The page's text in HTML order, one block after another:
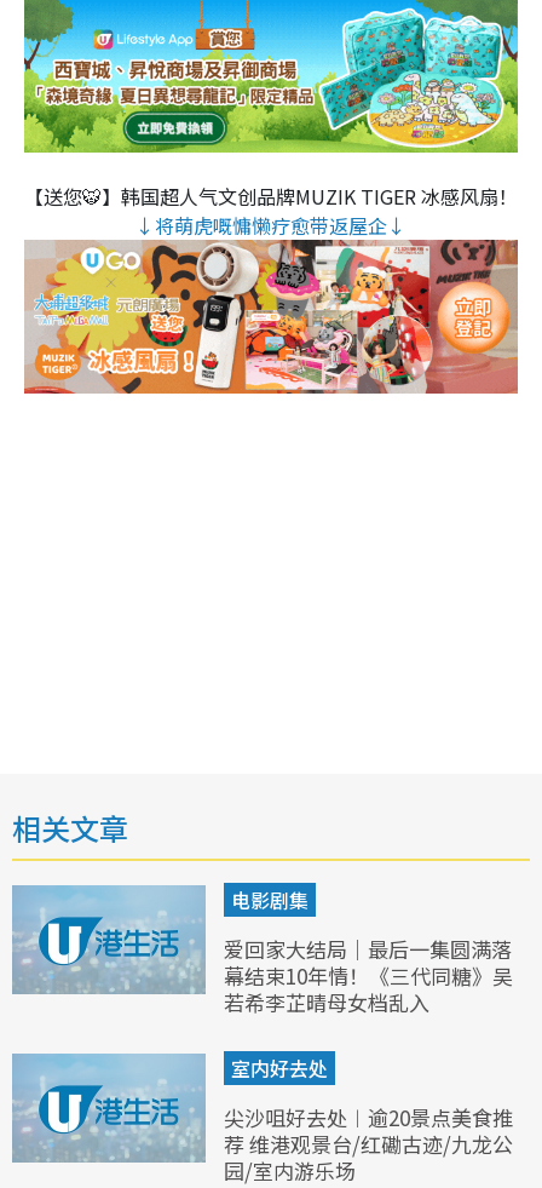
【送您🐯】韩国超人气文创品牌MUZIK TIGER 冰感风扇！
↓将萌虎嘅慵懒疗愈带返屋企↓
相关文章
电影剧集
爱回家大结局｜最后一集圆满落
幕结束10年情！《三代同糖》吴
若希李芷晴母女档乱入
室内好去处
尖沙咀好去处︱逾20景点美食推
荐 维港观景台/红磡古迹/九龙公
园/室内游乐场